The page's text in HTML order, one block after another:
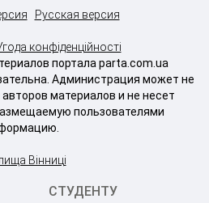
Русская версия
конфіденційності
портала parta.com.ua
Администрация может не
материалов и не несет
пользователями
Вінниці
СТУДЕНТУ